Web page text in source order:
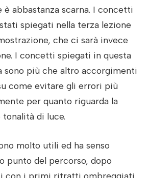
è abbastanza scarna. I concetti
spiegati nella terza lezione
che ci sarà invece
I concetti spiegati in questa
sono più che altro accorgimenti
come evitare gli errori più
per quanto riguarda la
di luce.
molto utili ed ha senso
punto del percorso, dopo
con i primi ritratti ombreggiati